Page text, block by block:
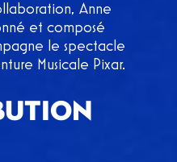
Anne
et composé
le spectacle
Musicale Pixar.